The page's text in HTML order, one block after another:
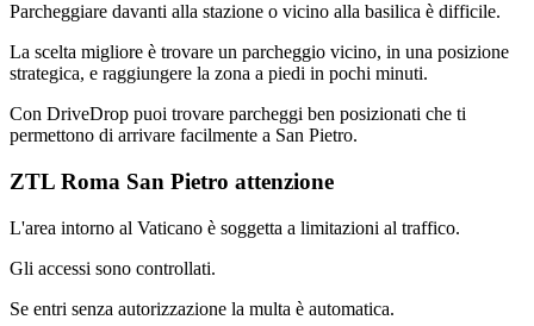
Parcheggiare davanti alla stazione o vicino alla basilica è difficile.
La scelta migliore è trovare un parcheggio vicino, in una posizione
strategica, e raggiungere la zona a piedi in pochi minuti.
Con DriveDrop puoi trovare parcheggi ben posizionati che ti
permettono di arrivare facilmente a San Pietro.
ZTL Roma San Pietro attenzione
L'area intorno al Vaticano è soggetta a limitazioni al traffico.
Gli accessi sono controllati.
Se entri senza autorizzazione la multa è automatica.